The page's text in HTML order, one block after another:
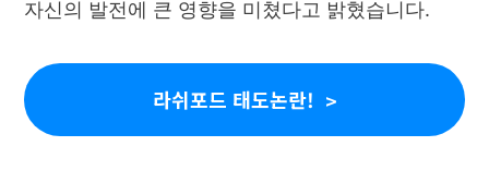
자신의 발전에 큰 영향을 미쳤다고 밝혔습니다.
라쉬포드 태도논란!